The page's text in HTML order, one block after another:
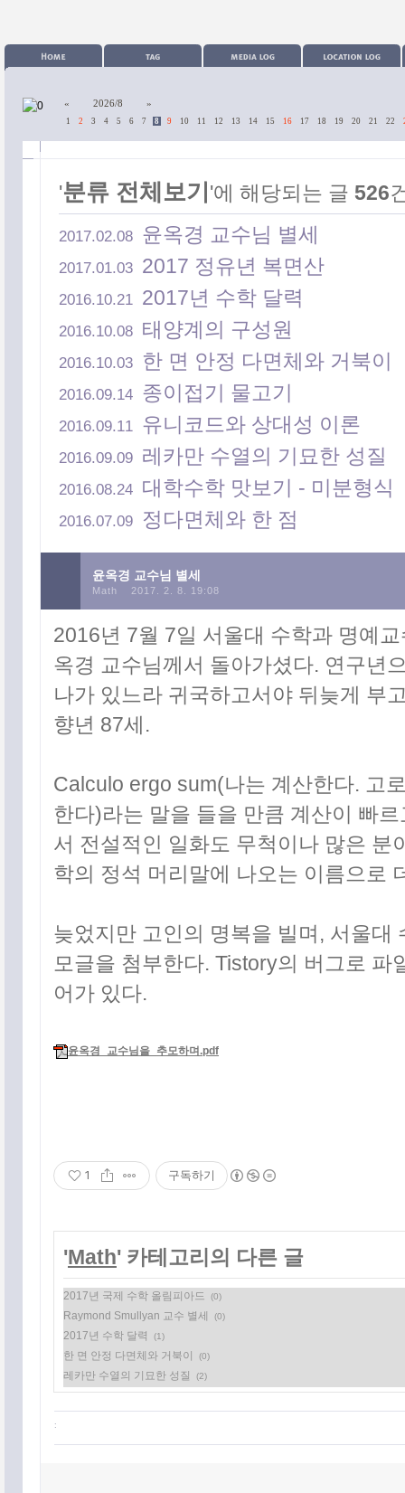
« 2026/8 »
1 2 3 4 5 6 7 8 9 10 11 12 13 14 15 16 17 18 19 20 21 22
'분류 전체보기 '에 해당되는 글 526
2017.02.08 윤옥경 교수님 별세
2017.01.03 2017 정유년 복면산
2016.10.21 2017년 수학 달력
2016.10.08 태양계의 구성원
2016.10.03 한 면 안정 다면체와 거북이
2016.09.14 종이접기 물고기
2016.09.11 유니코드와 상대성 이론
2016.09.09 레카만 수열의 기묘한 성질
2016.08.24 대학수학 맛보기 - 미분형식
2016.07.09 정다면체와 한 점
윤옥경 교수님 별세
Math 2017. 2. 8. 19:08
2016년 7월 7일 서울대 수학과 명예
옥경 교수님께서 돌아가셨다. 연구년
나가 있느라 귀국하고서야 뒤늦게 부
향년 87세.
Calculo ergo sum(나는 계산한다. 고
한다)라는 말을 들을 만큼 계산이 빠
서 전설적인 일화도 무척이나 많은 분
학의 정석 머리말에 나오는 이름으로
늦었지만 고인의 명복을 빌며, 서울대
모글을 첨부한다. Tistory의 버그로 파
어가 있다.
윤옥경_교수님을_추모하며.pdf
1 구독하기
'Math' 카테고리의 다른 글
2017년 국제 수학 올림피아드 (0)
Raymond Smullyan 교수 별세 (0)
2017년 수학 달력 (1)
한 면 안정 다면체와 거북이 (0)
레카만 수열의 기묘한 성질 (2)
:
카테고리
태그목록
최근에 올라온 글
최근에 달린 댓글
글 보관함